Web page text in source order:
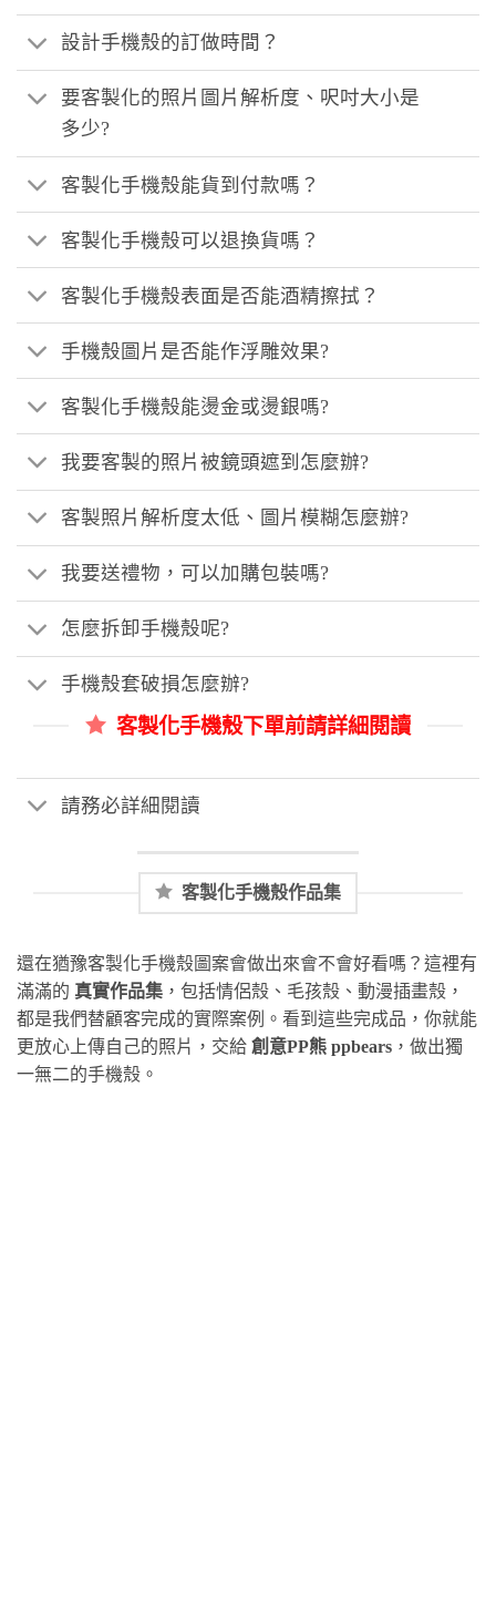
設計手機殼的訂做時間？
要客製化的照片圖片解析度、呎吋大小是
多少?
客製化手機殼能貨到付款嗎？
客製化手機殼可以退換貨嗎？
客製化手機殼表面是否能酒精擦拭？
手機殼圖片是否能作浮雕效果?
客製化手機殼能燙金或燙銀嗎?
我要客製的照片被鏡頭遮到怎麼辦?
客製照片解析度太低、圖片模糊怎麼辦?
我要送禮物，可以加購包裝嗎?
怎麼拆卸手機殼呢?
手機殼套破損怎麼辦?
客製化手機殼下單前請詳細閱讀
請務必詳細閱讀
客製化手機殼作品集
還在猶豫客製化手機殼圖案會做出來會不會好看嗎？這裡有
滿滿的 真實作品集 ，包括情侶殼、毛孩殼、動漫插畫殼，
都是我們替顧客完成的實際案例。看到這些完成品，你就能
更放心上傳自己的照片，交給 創意PP熊 ppbears ，做出獨
一無二的手機殼。